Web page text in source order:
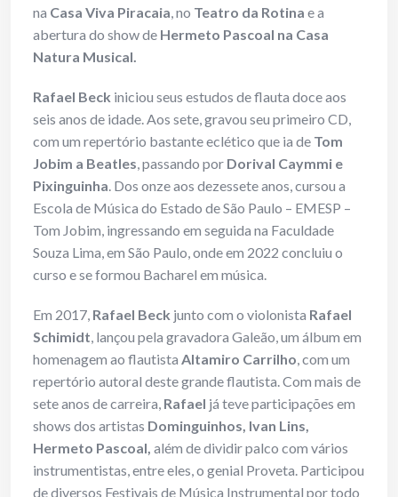
na Casa Viva Piracaia, no Teatro da Rotina e a
abertura do show de Hermeto Pascoal na Casa
Natura Musical.
Rafael Beck iniciou seus estudos de flauta doce aos
seis anos de idade. Aos sete, gravou seu primeiro CD,
com um repertório bastante eclético que ia de Tom
Jobim a Beatles, passando por Dorival Caymmi e
Pixinguinha. Dos onze aos dezessete anos, cursou a
Escola de Música do Estado de São Paulo – EMESP –
Tom Jobim, ingressando em seguida na Faculdade
Souza Lima, em São Paulo, onde em 2022 concluiu o
curso e se formou Bacharel em música.
Em 2017, Rafael Beck junto com o violonista Rafael
Schimidt, lançou pela gravadora Galeão, um álbum em
homenagem ao flautista Altamiro Carrilho, com um
repertório autoral deste grande flautista. Com mais de
sete anos de carreira, Rafael já teve participações em
shows dos artistas Dominguinhos, Ivan Lins,
Hermeto Pascoal, além de dividir palco com vários
instrumentistas, entre eles, o genial Proveta. Participou
de diversos Festivais de Música Instrumental por todo